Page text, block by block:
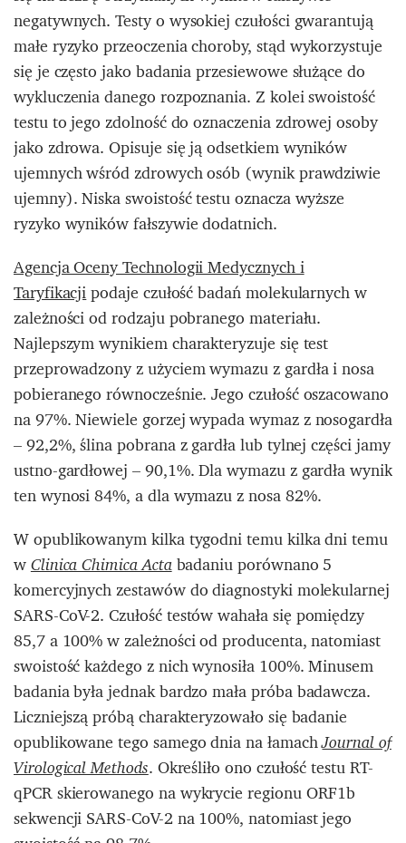
negatywnych. Testy o wysokiej czułości gwarantują
małe ryzyko przeoczenia choroby, stąd wykorzystuje
się je często jako badania przesiewowe służące do
wykluczenia danego rozpoznania. Z kolei swoistość
testu to jego zdolność do oznaczenia zdrowej osoby
jako zdrowa. Opisuje się ją odsetkiem wyników
ujemnych wśród zdrowych osób (wynik prawdziwie
ujemny). Niska swoistość testu oznacza wyższe
ryzyko wyników fałszywie dodatnich.
Agencja Oceny Technologii Medycznych i
Taryfikacjipodaje czułość badań molekularnych w
zależności od rodzaju pobranego materiału.
Najlepszym wynikiem charakteryzuje się test
przeprowadzony z użyciem wymazu z gardła i nosa
pobieranego równocześnie. Jego czułość oszacowano
na 97%. Niewiele gorzej wypada wymaz z nosogardła
– 92,2%, ślina pobrana z gardła lub tylnej części jamy
ustno-gardłowej – 90,1%. Dla wymazu z gardła wynik
ten wynosi 84%, a dla wymazu z nosa 82%.
W opublikowanym kilka tygodni temu kilka dni temu
wClinica Chimica Actabadaniu porównano 5
komercyjnych zestawów do diagnostyki molekularnej
SARS-CoV-2. Czułość testów wahała się pomiędzy
85,7 a 100% w zależności od producenta, natomiast
swoistość każdego z nich wynosiła 100%. Minusem
badania była jednak bardzo mała próba badawcza.
Liczniejszą próbą charakteryzowało się badanie
opublikowane tego samego dnia na łamachJournal of
Virological Methods. Określiło ono czułość testu RT-
qPCR skierowanego na wykrycie regionu ORF1b
sekwencji SARS-CoV-2 na 100%, natomiast jego